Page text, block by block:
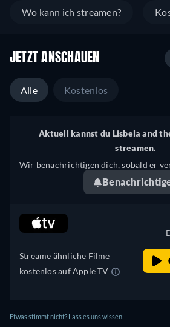
Wo kann ich streamen?
JETZT ANSCHAUEN
Alle Kostenlos
Aktuell kannst du Lisbela and
streamen.
Wir benachrichtigen dich, sobald er
Streame ähnliche Filme
kostenlos auf Apple TV
Etwas stimmt nicht? Lass es uns wissen.